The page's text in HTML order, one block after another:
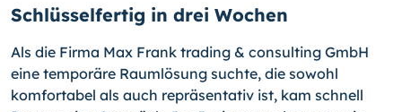
Schlüsselfertig in drei Wochen
Als die Firma Max Frank trading & consulting GmbH
eine temporäre Raumlösung suchte, die sowohl
komfortabel als auch repräsentativ ist, kam schnell